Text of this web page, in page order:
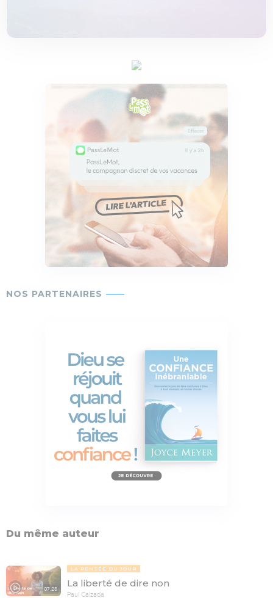
Du même auteur
07:28
LA PENSÉE DU JOUR
La liberté de dire non
Paul Calzada